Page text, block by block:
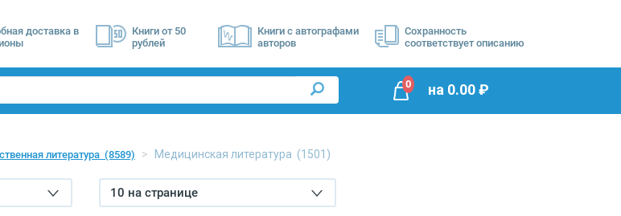
доставка в
Книги от 50
рублей
Книги с автографами
авторов
Сохранность
соответствует описанию
0 на 0.00₽
литература (8589) Медицинская литература (1501)
10 на странице